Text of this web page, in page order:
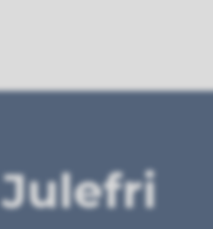
Julefri